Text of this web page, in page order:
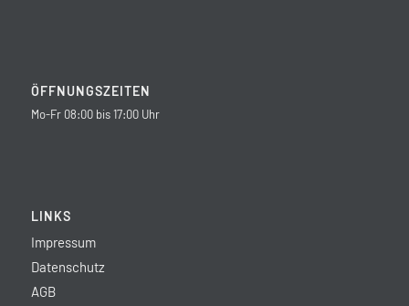
ÖFFNUNGSZEITEN
Mo-Fr 08:00 bis 17:00 Uhr
LINKS
Impressum
Datenschutz
AGB